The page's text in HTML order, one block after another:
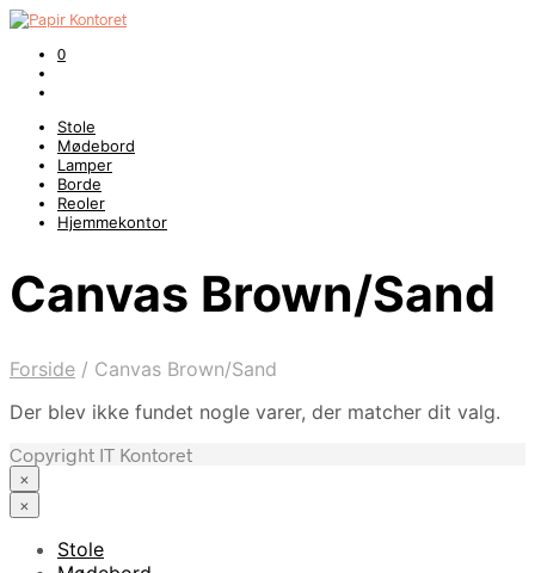
0
Stole
Mødebord
Lamper
Borde
Reoler
Hjemmekontor
Canvas Brown/Sand
Forside / Canvas Brown/Sand
Der blev ikke fundet nogle varer, der matcher dit valg.
Copyright IT Kontoret
×
×
Stole